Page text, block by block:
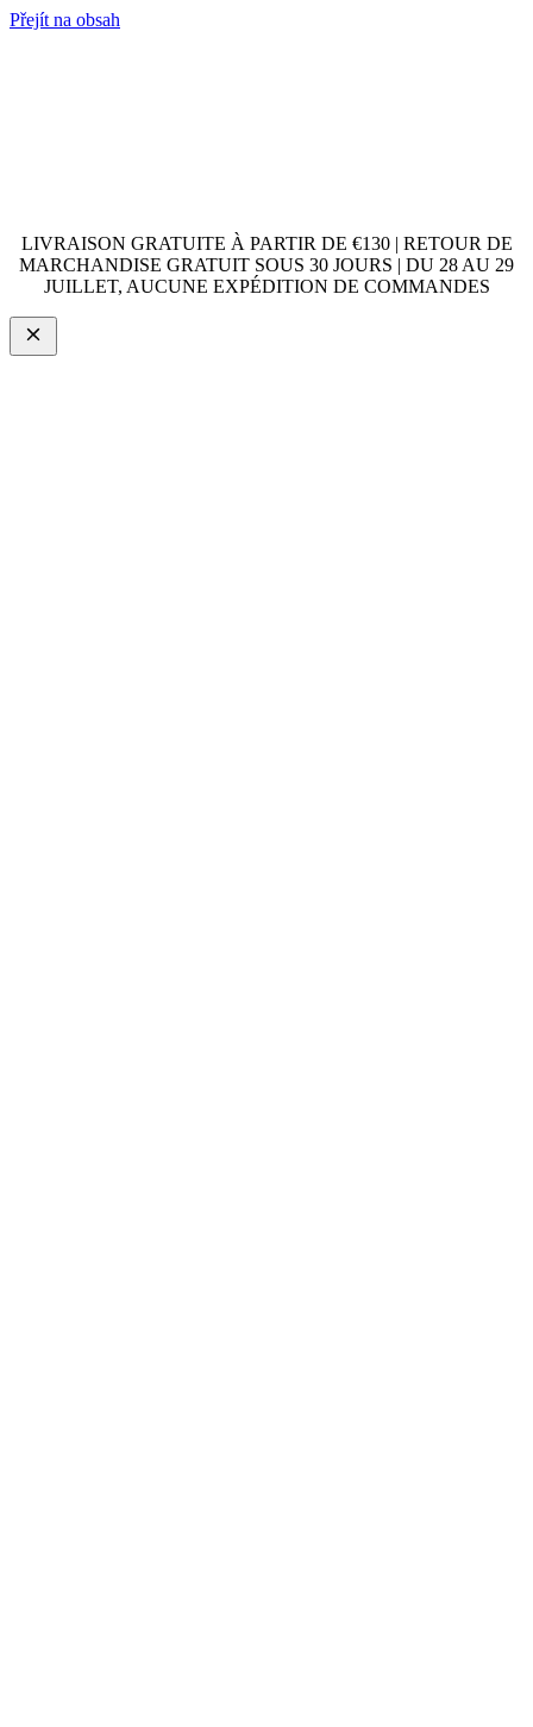
Přejít na obsah
LIVRAISON GRATUITE À PARTIR DE €130 | RETOUR DE
MARCHANDISE GRATUIT SOUS 30 JOURS | DU 28 AU 29
JUILLET, AUCUNE EXPÉDITION DE COMMANDES